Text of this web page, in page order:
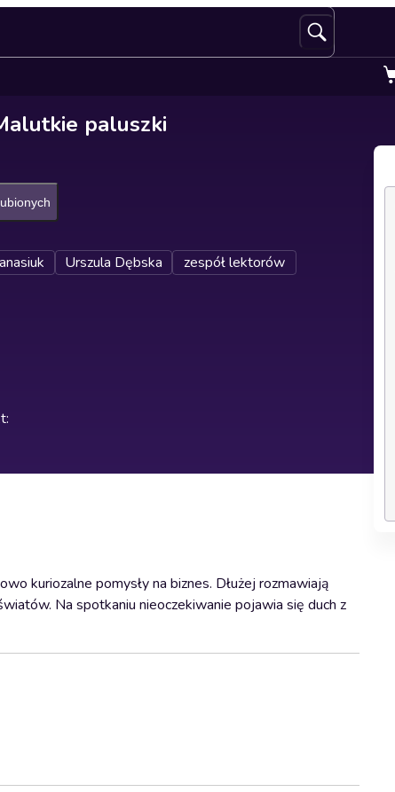
paluszki
Urszula Dębska
zespół lektorów
:
kuriozalne pomysły na biznes. Dłużej rozmawiają
Na spotkaniu nieoczekiwanie pojawia się duch z